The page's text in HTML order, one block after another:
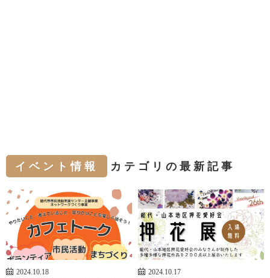
イベント情報 カテゴリの最新記事
2024.10.18
2024.10.17